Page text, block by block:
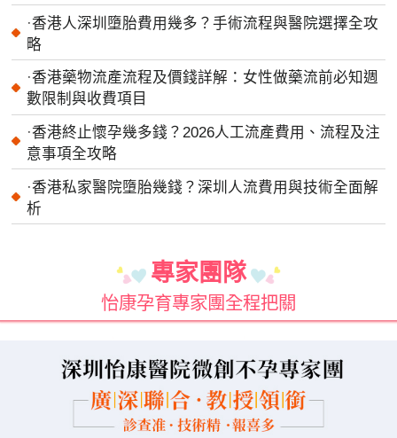
·香港人深圳墮胎費用幾多？手術流程與醫院選擇全攻
略
·香港藥物流產流程及價錢詳解：女性做藥流前必知週
數限制與收費項目
·香港終止懷孕幾多錢？2026人工流產費用、流程及注
意事項全攻略
·香港私家醫院墮胎幾錢？深圳人流費用與技術全面解
析
專家團隊
怡康孕育專家團全程把關